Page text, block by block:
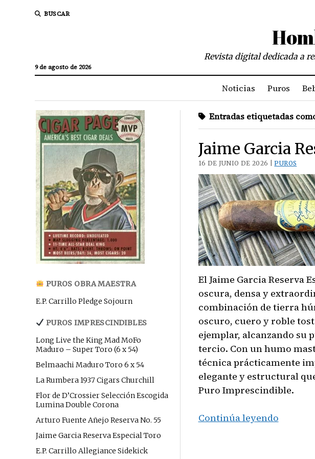
BUSCAR
9 de agosto de 2026
Revista digital dedicada a
Noticias Puros
PUROS OBRA MAESTRA
E.P. Carrillo Pledge Sojourn
PUROS IMPRESCINDIBLES
Long Live the King Mad MoFo
Maduro – Super Toro (6 x 54)
Belmaachi Maduro Toro 6 x 54
La Rumbera 1937 Cigars Churchill
Flor de D’Crossier Selección Escogida
Lumina Double Corona
Arturo Fuente Añejo Reserva No. 55
Jaime Garcia Reserva Especial Toro
E.P. Carrillo Allegiance Sidekick
Entradas etiquetadas
Jaime Garcia
16 DE JUNIO DE 2026 |PUROS
El Jaime Garcia Reserva
oscura, densa y
combinación de tierra
oscuro, cuero y roble
ejemplar, alcanzando su
tercio. Con un humo
técnica prácticamente
elegante y estructural
Puro Imprescindible.
Continúa leyendoJaime